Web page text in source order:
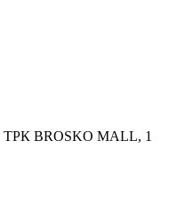
ТРК BROSKO MALL, 1